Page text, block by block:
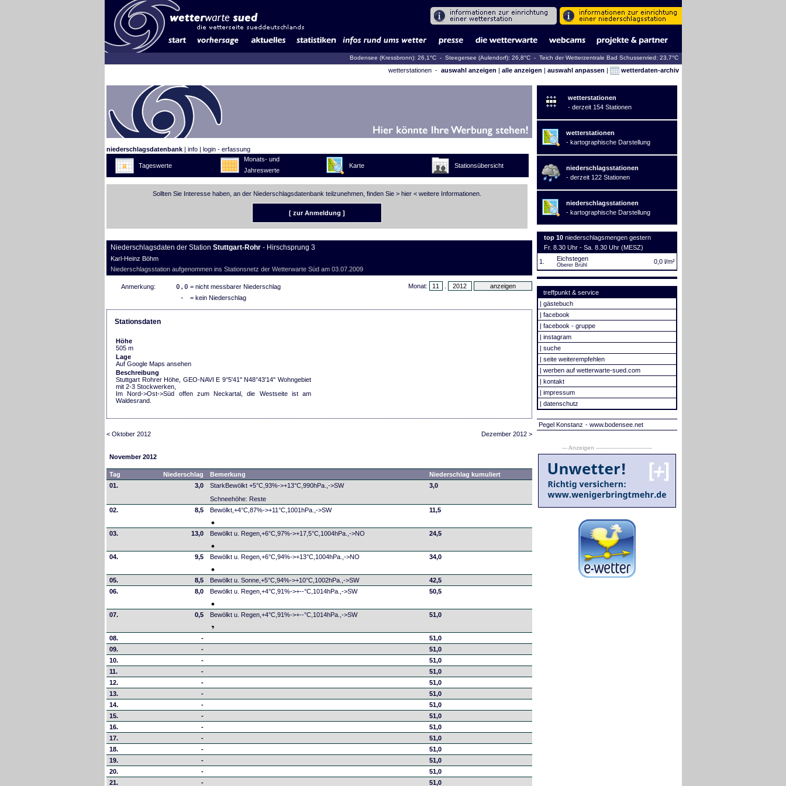
Bodensee (Kressbronn): 26,1°C - Steegersee (Aulendorf): 26,8°C - Teich der Wetterzentrale Bad Schussenried: 23,7°C
wetterstationen - auswahl anzeigen | alle anzeigen | auswahl anpassen | wetterdaten-archiv
niederschlagsdatenbank| info| login - erfassung
Tageswerte
Monats- und
Jahreswerte
Karte Stationsübersicht
Sollten Sie Interesse haben, an der Niederschlagsdatenbank teilzunehmen, finden Sie > hier< weitere Informationen.
[ zur Anmeldung ]
Niederschlagsdaten der Station Stuttgart-Rohr- Hirschsprung 3
Karl-Heinz Böhm
Niederschlagsstation aufgenommen ins Stationsnetz der Wetterwarte Süd am 03.07.2009
Monat:
Anmerkung: 0,0 = nicht messbarer Niederschlag
- = kein Niederschlag
Stationsdaten
Höhe
505 m
Lage
Auf Google Maps ansehen
Beschreibung
Stuttgart Rohrer Höhe, GEO-NAVI E 9°5'41'' N48°43'14'' Wohngebiet
mit 2-3 Stockwerken,
Im Nord->Ost->Süd offen zum Neckartal, die Westseite ist am
Waldesrand.
< Oktober 2012 Dezember 2012 >
November 2012
Tag Niederschlag Bemerkung
Niederschlag kumuliert
01.
3,0
StarkBewölkt +5°C,93%->+13°C,990hPa.,->SW
Schneehöhe: Reste
3,0
02. 8,5 Bewölkt,+4°C,87%->+11°C,1001hPa.,->SW 11,5
03. 13,0 Bewölkt u. Regen,+6°C,97%->+17,5°C,1004hPa.,->NO 24,5
04. 9,5 Bewölkt u. Regen,+6°C,94%->+13°C,1004hPa.,->NO 34,0
05. 8,5 Bewölkt u. Sonne,+5°C,94%->+10°C,1002hPa.,->SW
42,5
06.
8,0 Bewölkt u. Regen,+4°C,91%->+--°C,1014hPa.,->SW 50,5
07. 0,5 Bewölkt u. Regen,+4°C,91%->+--°C,1014hPa.,->SW 51,0
08. -
51,0
09.
-
51,0
10.
-
51,0
11.
-
51,0
12.
-
51,0
13.
-
51,0
14.
-
51,0
15.
-
51,0
16.
-
51,0
17.
-
51,0
18.
-
51,0
19.
-
51,0
20.
-
51,0
21.
-
51,0
wetterstationen
- derzeit 154 Stationen
wetterstationen
- kartographische Darstellung
niederschlagsstationen
- derzeit 122 Stationen
niederschlagsstationen
- kartographische Darstellung
top 10 niederschlagsmengen gestern
Fr. 8.30 Uhr - Sa. 8.30 Uhr (MESZ)
1.
Eichstegen
Oberer Brühl 0,0 l/m²
treffpunkt & service
| gästebuch
| facebook
| facebook - gruppe
| instagram
| suche
| seite weiterempfehlen
| werben auf wetterwarte-sued.com
| kontakt
| impressum
| datenschutz
Pegel Konstanz - www.bodensee.net
--- Anzeigen --------------------------------